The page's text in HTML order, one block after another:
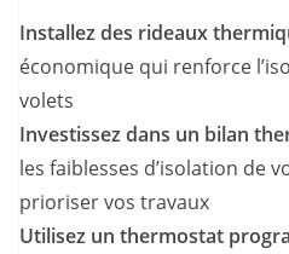
Installez des rideaux
économique qui renforce
volets
Investissez dans un bilan
les faiblesses d’isolation de
prioriser vos travaux
Utilisez un thermostat